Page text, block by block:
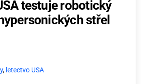
testuje robotický
střel
, letectvo USA